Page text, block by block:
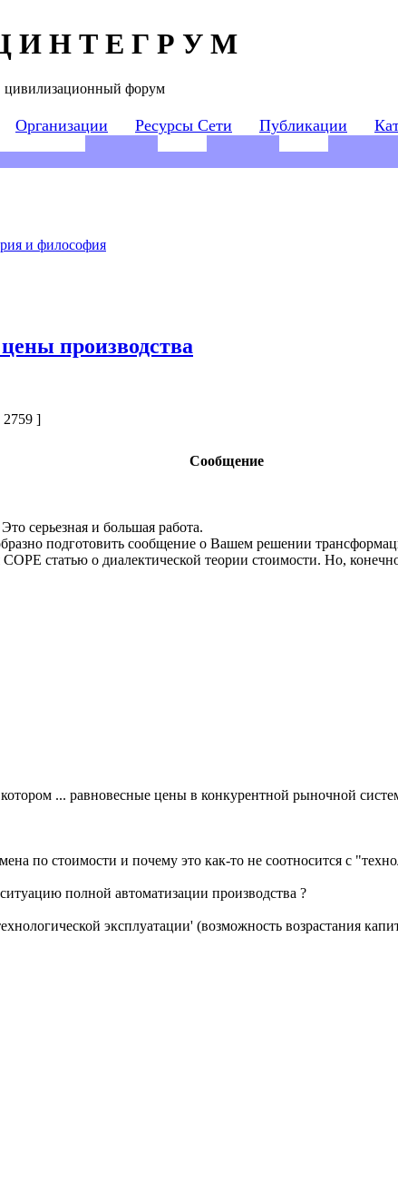
И Н Т Е Г Р У М
цивилизационный форум
Организации Ресурсы Сети Публикации
и философия
производства
]
Сообщение
серьезная и большая работа.
подготовить сообщение о Вашем решении
статью о диалектической теории стоимости. Но,
... равновесные цены в конкурентной рыночной
по стоимости и почему это как-то не соотносится с
полной автоматизации производства ?
эксплуатации' (возможность возрастания